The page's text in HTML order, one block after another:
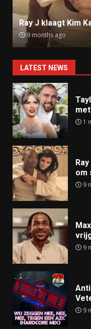
Ray J klaagt Kim
9 months ago
LATEST NEWS
1
om
9
9
9